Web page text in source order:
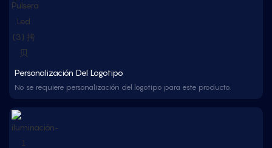
Personalización Del Logotipo
No se requiere personalización del logotipo para este producto.